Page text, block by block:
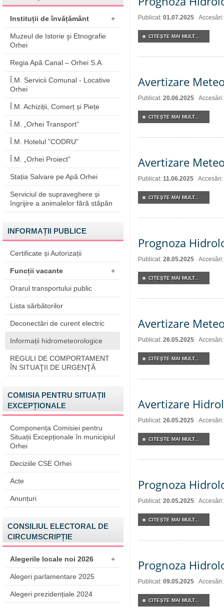
Instituții de învățământ +
Muzeul de Istorie şi Etnografie
Orhei
Regia Apă Canal – Orhei S.A.
Î.M. Servicii Comunal - Locative
Orhei
Î.M. Achiziții, Comerț și Piețe
Î.M. „Orhei Transport”
Î.M. Hotelul ”CODRU”
Î.M. „Orhei Proiect”
Stația Salvare pe Apă Orhei
Serviciul de supraveghere și
îngrijire a animalelor fără stăpân
INFORMAȚII PUBLICE
Certificate și Autorizații
Funcții vacante +
Orarul transportului public
Lista sărbătorilor
Deconectări de curent electric
Informații hidrometeorologice
REGULI DE COMPORTAMENT
ÎN SITUAŢII DE URGENŢĂ
COMISIA PENTRU SITUAȚII
EXCEPȚIONALE
Componența Comisiei pentru
Situații Excepționale în municipiul
Orhei
Deciziile CSE Orhei
Acte
Anunțuri
CONSILIUL ELECTORAL DE
CIRCUMSCRIPȚIE
Alegerile locale noi 2026 +
Alegeri parlamentare 2025
Alegeri prezidențiale 2024
Publicat: 01.07.2025
CITEŞTE MAI MULT...
Avertizare
Publicat: 20.06.2025
CITEŞTE MAI MULT...
Avertizare
Publicat: 11.06.2025
CITEŞTE MAI MULT...
Prognoza
Publicat: 28.05.2025
CITEŞTE MAI MULT...
Avertizare
Publicat: 26.05.2025
CITEŞTE MAI MULT...
Avertizare
Publicat: 26.05.2025
CITEŞTE MAI MULT...
Prognoza
Publicat: 20.05.2025
CITEŞTE MAI MULT...
Prognoza
Publicat: 09.05.2025
CITEŞTE MAI MULT...